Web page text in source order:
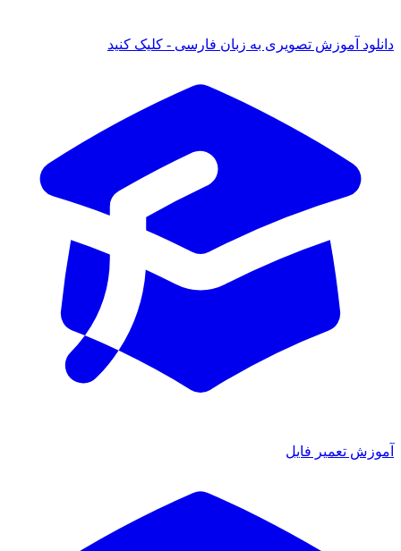
دانلود آموزش تصویری به زبان فارسی - کلیک کنید
آموزش تعمیر فایل